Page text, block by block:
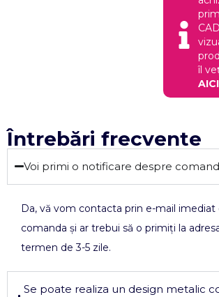
îl
AICI
Întrebări frecvente
Voi primi o notificare despre
Da, vă vom contacta prin e-mail
comanda și ar trebui să o primiți la
termen de 3-5 zile.
Se poate realiza un design metalic